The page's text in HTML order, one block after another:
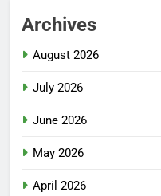
Archives
August 2026
July 2026
June 2026
May 2026
April 2026